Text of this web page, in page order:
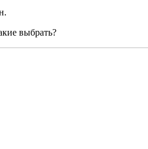
выбрать?